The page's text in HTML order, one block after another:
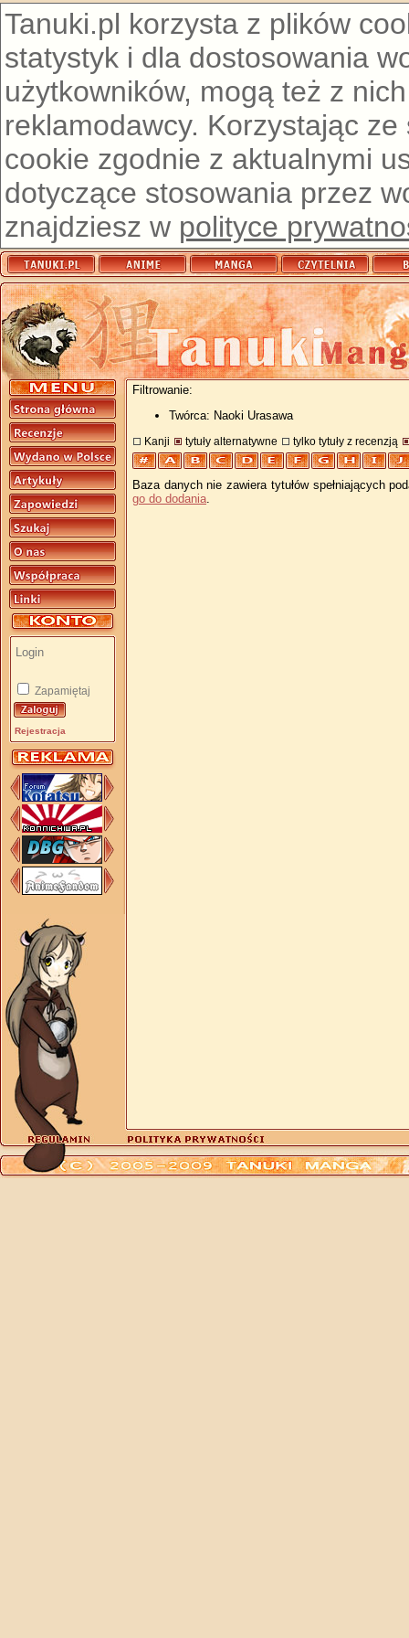
Tanuki.pl korzysta z plików
statystyk i dla dostosowania
użytkowników, mogą też z
reklamodawcy. Korzystając
cookie zgodnie z aktualnymi
dotyczące stosowania przez
znajdziesz w polityce
Zapamiętaj
Rejestracja
Filtrowanie:
Twórca: Naoki Urasawa
Kanji tytuły alternatywne tylko tytuły z recenzją
Baza danych nie zawiera tytułów spełniających
go do dodania.